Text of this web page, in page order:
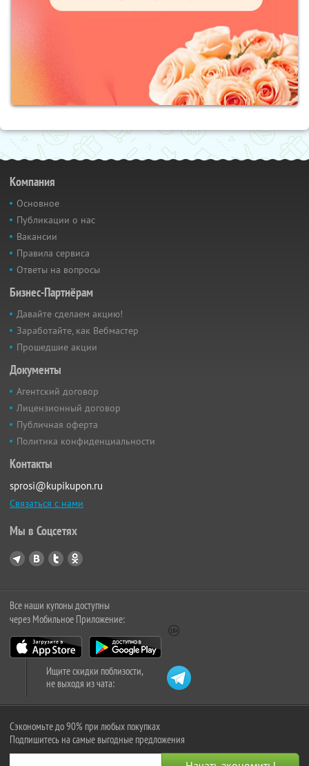
Компания
Основное
Публикации о нас
Вакансии
Правила сервиса
Ответы на вопросы
Бизнес-Партнёрам
Давайте сделаем акцию!
Заработайте, как Вебмастер
Прошедшие акции
Документы
Агентский договор
Лицензионный договор
Публичная оферта
Политика конфиденциальности
Контакты
sprosi@kupikupon.ru
Связаться с нами
Мы в Соцсетях
Все наши купоны доступны
через Мобильное Приложение:
Ищите скидки поблизости,
не выходя из чата:
Сэкономьте до 90% при любых покупках
Подпишитесь на самые выгодные предложения